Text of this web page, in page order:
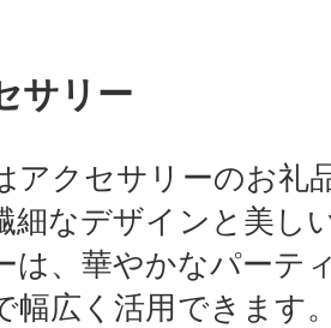
サリー
アクセサリーのお礼
細なデザインと美し
は、華やかなパーテ
幅広く活用できます